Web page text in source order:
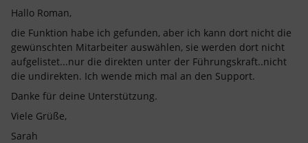
Hallo Roman,
die Funktion habe ich gefunden, aber ich kann dort nicht die
gewünschten Mitarbeiter auswählen, sie werden dort nicht
aufgelistet...nur die direkten unter der Führungskraft..nicht
die undirekten. Ich wende mich mal an den Support.
Danke für deine Unterstützung.
Viele Grüße,
Sarah